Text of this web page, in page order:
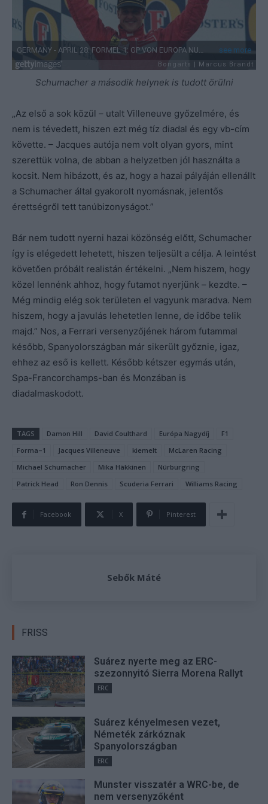
Schumacher a második helynek is tudott örülni
„Az első a sok közül – utalt Villeneuve győzelmére, és
nem is tévedett, hiszen ezt még tíz diadal és egy vb-cím
követte. – Jacques autója nem volt olyan gyors, mint
szerettük volna, de abban a helyzetben jól használta a
kocsit. Nem hibázott, és az, hogy a hazai pályáján ellenállt
a Schumacher által gyakorolt nyomásnak, jelentős
érettségről tett tanúbizonyságot.”
Bár nem tudott nyerni hazai közönség előtt, Schumacher
így is elégedett lehetett, hiszen teljesült a célja. A leintést
követően próbált realistán értékelni. „Nem hiszem, hogy
közel lennénk ahhoz, hogy futamot nyerjünk – kezdte. –
Még mindig elég sok területen el vagyunk maradva. Nem
hiszem, hogy a javulás lehetetlen lenne, de időbe telik
majd.” Nos, a Ferrari versenyzőjének három futammal
később, Spanyolországban már sikerült győznie, igaz,
ehhez az eső is kellett. Később kétszer egymás után,
Spa-Francorchamps-ban és Monzában is
diadalmaskodott.
TAGS Damon Hill David Coulthard Európa Nagydíj
F1
Forma–1
Jacques Villeneuve kiemelt
McLaren Racing
Michael Schumacher
Mika Häkkinen
Nürburgring
Patrick Head
Ron Dennis Scuderia Ferrari Williams Racing
Facebook X Pinterest
Sebők Máté
FRISS
Suárez nyerte meg az ERC-
szezonnyitó Sierra Morena Rallyt
ERC
Suárez kényelmesen vezet,
Németék zárkóznak
Spanyolországban
ERC
Munster visszatér a WRC-be, de
nem versenyzőként